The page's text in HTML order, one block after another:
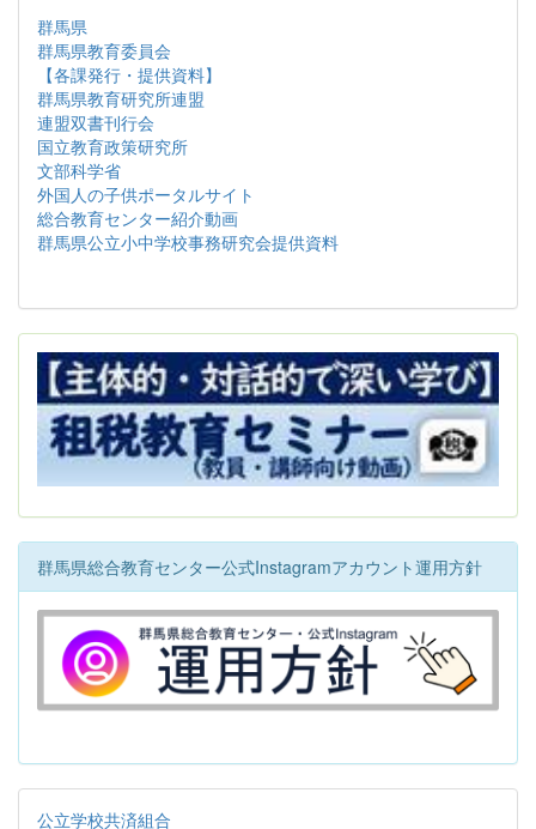
群馬県
群馬県教育委員会
【各課発行・提供資料】
群馬県教育研究所連盟
連盟双書刊行会
国立教育政策研究所
文部科学省
外国人の子供ポータルサイト
総合教育センター紹介動画
群馬県公立小中学校事務研究会提供資料
群馬県総合教育センター公式Instagramアカウント運用方針
公立学校共済組合